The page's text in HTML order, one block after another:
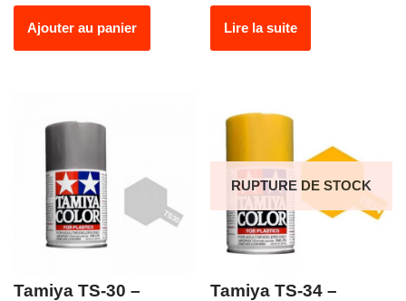
Ajouter au panier Lire la suite
Tamiya TS-30 –
RUPTURE DE STOCK
Tamiya TS-34 –